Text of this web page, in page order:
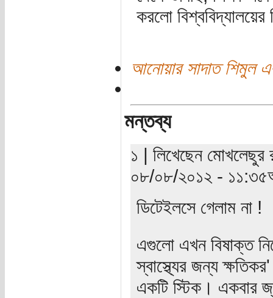
করলো বিশ্ববিদ্যালয়ের
আনোয়ার সাদাত শিমুল
মন্তব্য
১ | লিখেছেন মোখলেছুর
০৮/০৮/২০১২ -
ডিটেইলসে গেলাম না !
এগুলো এখন বিষাক্ত
স্বাস্থ্যের জন্য
একটি স্টিক। একবার